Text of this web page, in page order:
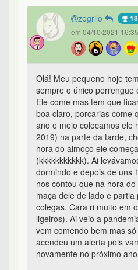
zegrilo
em 04/10/2021 16:35
Olá! Meu pequeno hoje
sempre o único perrengue
Ele come mas tem que
boa claro, porcarias come
ano e meio colocamos ele
2019) na parte da tarde,
hora do almoço ele
(kkkkkkkkkkk). Ai
dormindo e depois de uns
nos contou que na hora
maça dele de lado e
colegas. Cara ri muito em
ligeiros). Ai veio a
vem comendo bem mas
acendeu um alerta pois
novamente no próximo